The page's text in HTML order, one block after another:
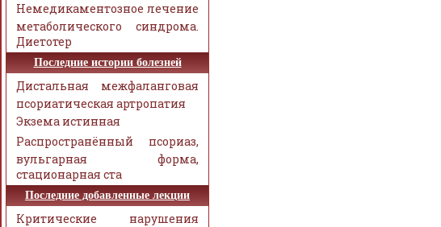
Немедикаментозное лечение
метаболического синдрома.
Диетотер
Последние истории болезней
Дистальная межфаланговая
псориатическая артропатия
Экзема истинная
Распространённый псориаз,
вульгарная форма,
стационарная ста
Последние добавленные лекции
Критические нарушения